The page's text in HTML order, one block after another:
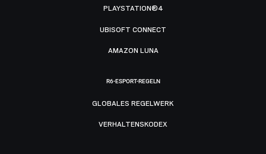
PLAYSTATION®4
UBISOFT CONNECT
AMAZON LUNA
R6-ESPORT-REGELN
GLOBALES REGELWERK
VERHALTENSKODEX